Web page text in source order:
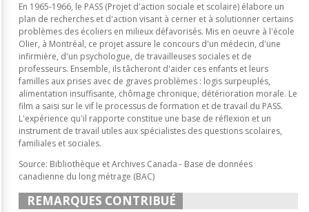
En 1965-1966, le PASS (Projet d'action sociale et scolaire) élabore un
plan de recherches et d'action visant à cerner et à solutionner certains
problèmes des écoliers en milieux défavorisés. Mis en oeuvre à l'école
Olier, à Montréal, ce projet assure le concours d'un médecin, d'une
infirmière, d'un psychologue, de travailleuses sociales et de
professeurs. Ensemble, ils tâcheront d'aider ces enfants et leurs
familles aux prises avec de graves problèmes : logis surpeuplés,
alimentation insuffisante, chômage chronique, détérioration morale. Le
film a saisi sur le vif le processus de formation et de travail du PASS.
L'expérience qu'il rapporte constitue une base de réflexion et un
instrument de travail utiles aux spécialistes des questions scolaires,
familiales et sociales.
Source: Bibliothèque et Archives Canada - Base de données
canadienne du long métrage (BAC)
REMARQUES CONTRIBUÉ